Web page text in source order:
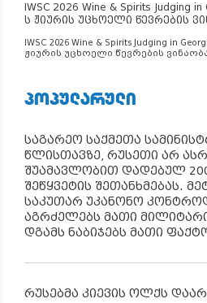
IWSC 2026 Wine & Spirits Judging in
ს ჟიურის უცხოელი წევრების
IWSC 2026 Wine & Spirits Judging in
ჟიურის უცხოელი წევრების
ᲞᲝᲞᲣᲚᲐᲠᲣᲚᲘ
საგარეო საქმეთა
წლისთავზე, რუსეთი არ
შუამავლობით დადებულ
შეწყვეტის შეთანხმებას.
საკუთარ უკანონო
აგრძელებს მათი
დგამს ნაბიჯებს მათი
რუსებმა კიევის ოლქს